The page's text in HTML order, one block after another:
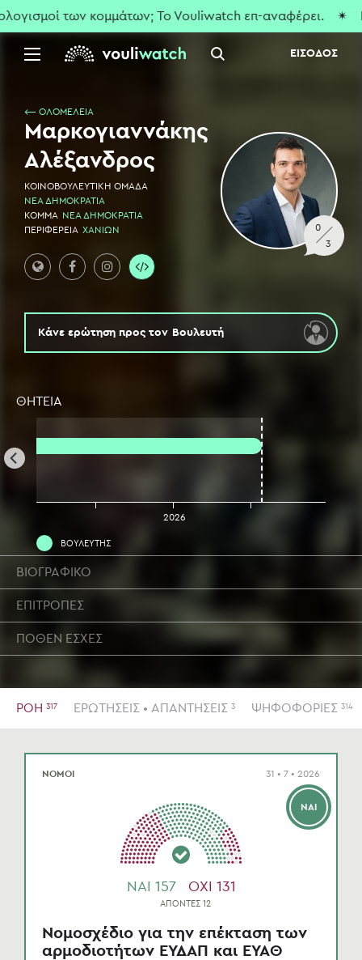
των κομμάτων; To Vouliwatch επ-αναφέρει.✴ Που
ΕΙΣΟΔΟΣ
⟵ ΟΛΟΜΕΛΕΙΑ
Μαρκογιαννάκης
Αλέξανδρος
ΚΟΙΝΟΒΟΥΛΕΥΤΙΚΗ ΟΜΑΔΑ
ΝΕΑ ΔΗΜΟΚΡΑΤΙΑ
ΚΟΜΜΑ ΝΕΑ ΔΗΜΟΚΡΑΤΙΑ
ΠΕΡΙΦΕΡΕΙΑ ΧΑΝΙΩΝ
0
3
Κάνε ερώτηση προς τον Βουλευτή
ΘΗΤΕΙΑ
2026
ΒΟΥΛΕΥΤΗΣ
ΒΙΟΓΡΑΦΙΚΟ
ΕΠΙΤΡΟΠΕΣ
ΠΟΘΕΝ ΕΣΧΕΣ
ΡΟΗ 317 ΕΡΩΤΗΣΕΙΣ • ΑΠΑΝΤΗΣΕΙΣ 3 ΨΗΦΟΦΟΡΙΕΣ 314
ΝΑΙ
ΝΟΜΟΙ 31 • 7 • 2026
NAI 157 OXI 131
ΑΠΟΝΤΕΣ 12
Νομοσχέδιο για την επέκταση των
αρμοδιοτήτων ΕΥΔΑΠ και ΕΥΑΘ